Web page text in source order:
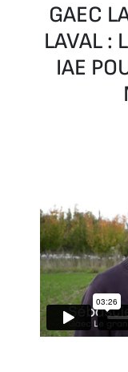
GAEC
LAVAL :
IAE